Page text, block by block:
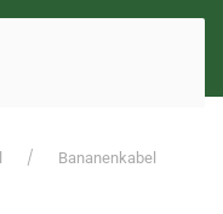
Bananenkabel